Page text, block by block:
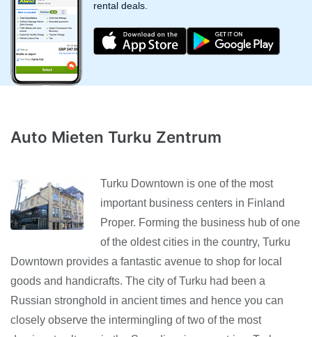
rental deals.
Auto Mieten Turku Zentrum
Turku Downtown is one of the most
important business centers in Finland
Proper. Forming the business hub of one
of the oldest cities in the country, Turku
Downtown provides a fantastic avenue to shop for local
goods and handicrafts. The city of Turku had been a
Russian stronghold in ancient times and hence you can
closely observe the intermingling of two of the most